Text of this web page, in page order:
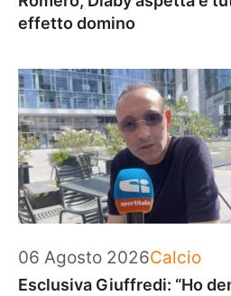
effetto domino
06 Agosto 2026Categorie
Calcio
Esclusiva Giuffredi: “Ho